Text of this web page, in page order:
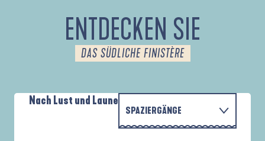
ENTDECKEN SIE
DAS SÜDLICHE FINISTÈRE
Nach Lust und Laune
SPAZIERGÄNGE